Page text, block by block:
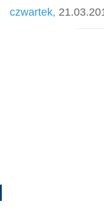
czwartek,